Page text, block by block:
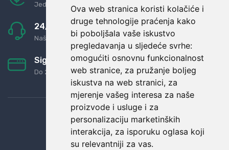
Ova web stranica koristi kolačiće i
druge tehnologije praćenja kako
bi poboljšala vaše iskustvo
pregledavanja u sljedeće svrhe:
omogućiti osnovnu funkcionalnost
web stranice, za pružanje boljeg
iskustva na web stranici, za
mjerenje vašeg interesa za naše
proizvode i usluge i za
personalizaciju marketinških
interakcija, za isporuku oglasa koji
su relevantniji za vas.
Jednostavno pravilo: Roba za novac
24/7 odlična podrška
Naši agenti uvijek na raspolaganju
Sigurno obročno plaćanje
Do 24 rata bez kamata